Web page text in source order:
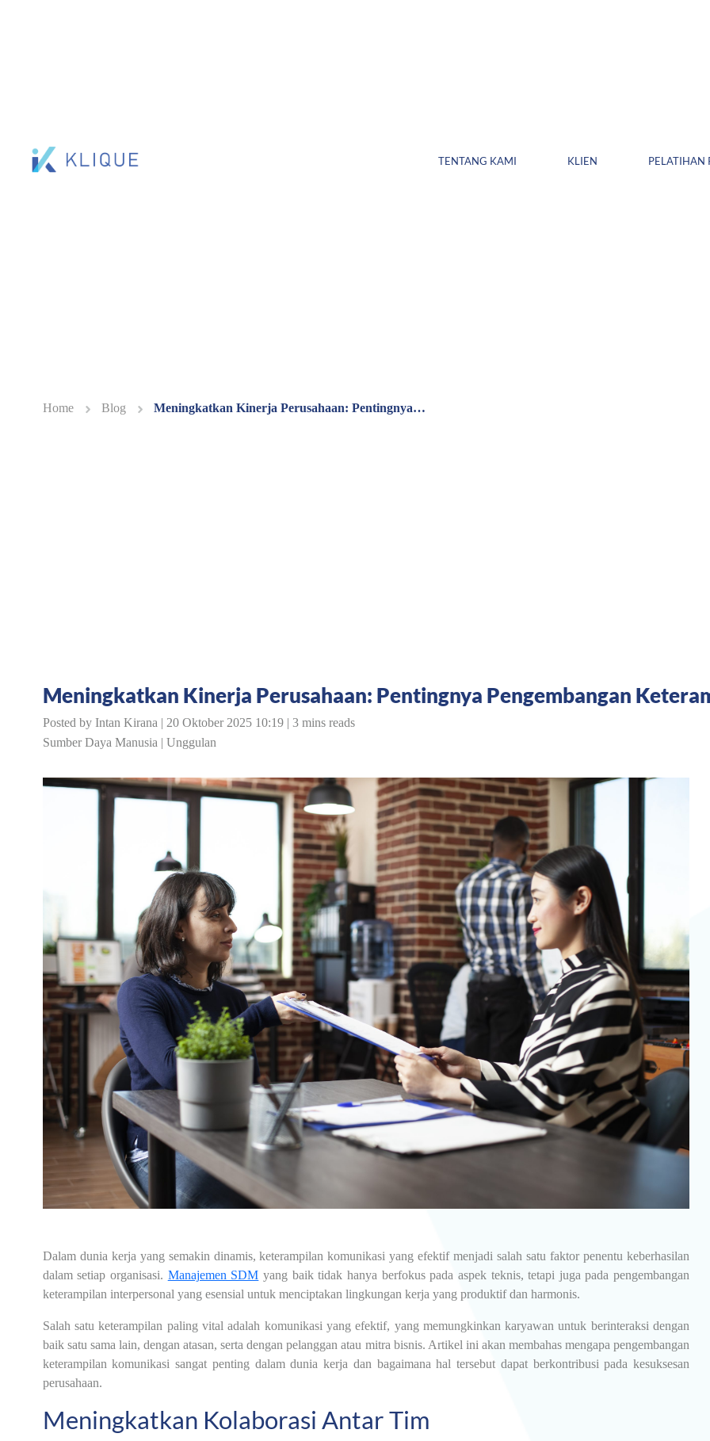
TENTANG KAMI KLIEN PELATIHAN
Home Blog Meningkatkan Kinerja Perusahaan: Pentingnya…
Meningkatkan Kinerja Perusahaan: Pentingnya Pengembangan
Posted by Intan Kirana | 20 Oktober 2025 10:19 | 3 mins reads
Sumber Daya Manusia | Unggulan
Dalam dunia kerja yang semakin dinamis, keterampilan komunikasi yang efektif menjadi salah satu faktor penentu keberhasilan
dalam setiap organisasi. Manajemen SDM yang baik tidak hanya berfokus pada aspek teknis, tetapi juga pada pengembangan
keterampilan interpersonal yang esensial untuk menciptakan lingkungan kerja yang produktif dan harmonis.
Salah satu keterampilan paling vital adalah komunikasi yang efektif, yang memungkinkan karyawan untuk berinteraksi dengan
baik satu sama lain, dengan atasan, serta dengan pelanggan atau mitra bisnis. Artikel ini akan membahas mengapa pengembangan
keterampilan komunikasi sangat penting dalam dunia kerja dan bagaimana hal tersebut dapat berkontribusi pada kesuksesan
perusahaan.
Meningkatkan Kolaborasi Antar Tim